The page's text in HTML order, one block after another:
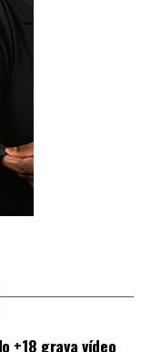
+18 grava vídeo